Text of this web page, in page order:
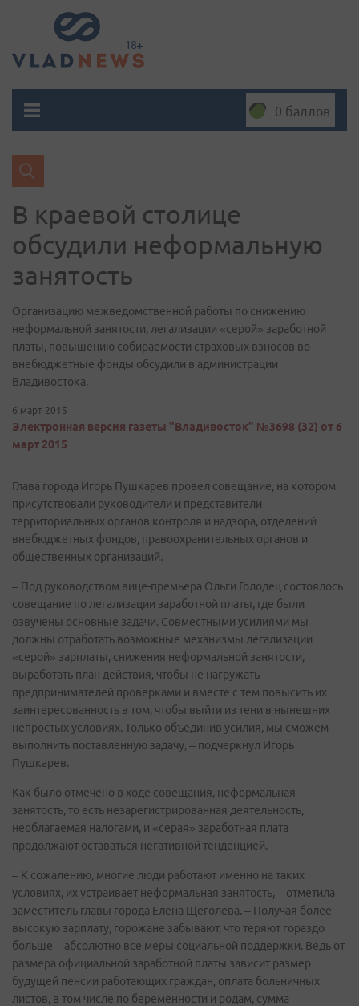
0 баллов
В краевой столице
обсудили неформальную
занятость
Организацию межведомственной работы по снижению
неформальной занятости, легализации «серой» заработной
платы, повышению собираемости страховых взносов во
внебюджетные фонды обсудили в администрации
Владивостока.
6 март 2015
Электронная версия газеты "Владивосток" №3698 (32) от 6
март 2015
Глава города Игорь Пушкарев провел совещание, на котором
присутствовали руководители и представители
территориальных органов контроля и надзора, отделений
внебюджетных фондов, правоохранительных органов и
общественных организаций.
– Под руководством вице-премьера Ольги Голодец состоялось
совещание по легализации заработной платы, где были
озвучены основные задачи. Совместными усилиями мы
должны отработать возможные механизмы легализации
«серой» зарплаты, снижения неформальной занятости,
выработать план действия, чтобы не нагружать
предпринимателей проверками и вместе с тем повысить их
заинтересованность в том, чтобы выйти из тени в нынешних
непростых условиях. Только объединив усилия, мы сможем
выполнить поставленную задачу, – подчеркнул Игорь
Пушкарев.
Как было отмечено в ходе совещания, неформальная
занятость, то есть незарегистрированная деятельность,
необлагаемая налогами, и «серая» заработная плата
продолжают оставаться негативной тенденцией.
– К сожалению, многие люди работают именно на таких
условиях, их устраивает неформальная занятость, – отметила
заместитель главы города Елена Щеголева. – Получая более
высокую зарплату, горожане забывают, что теряют гораздо
больше – абсолютно все меры социальной поддержки. Ведь от
размера официальной заработной платы зависит размер
будущей пенсии работающих граждан, оплата больничных
листов, в том числе по беременности и родам, сумма